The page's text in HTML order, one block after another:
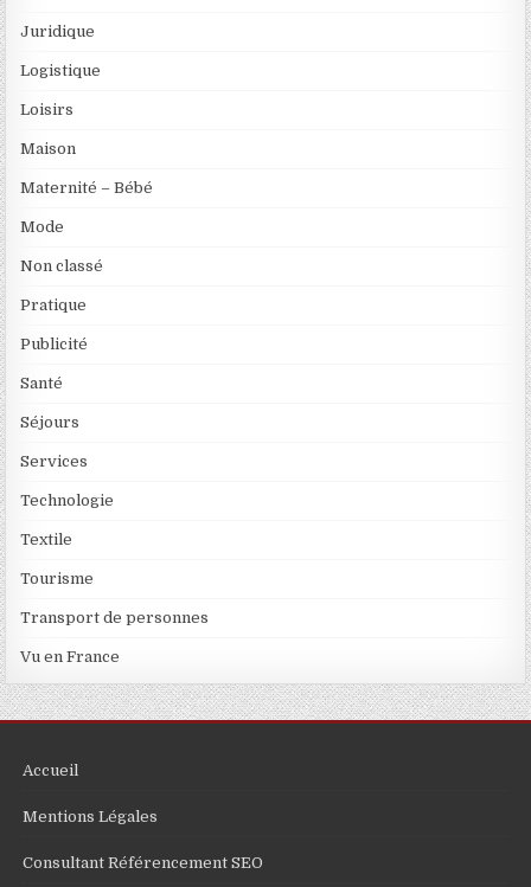
Juridique
Logistique
Loisirs
Maison
Maternité – Bébé
Mode
Non classé
Pratique
Publicité
Santé
Séjours
Services
Technologie
Textile
Tourisme
Transport de personnes
Vu en France
Accueil
Mentions Légales
Consultant Référencement SEO